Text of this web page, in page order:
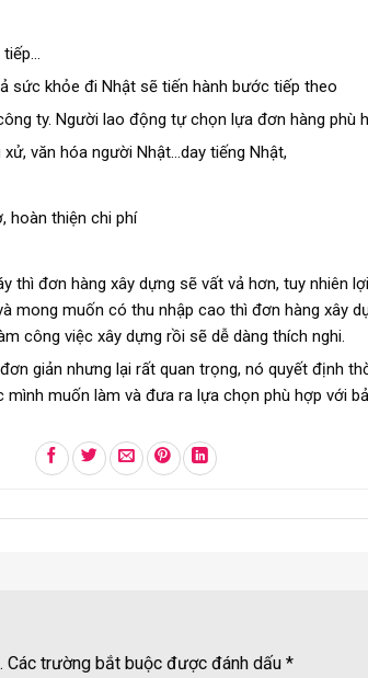
sức khỏe đi Nhật sẽ tiến hành bước tiếp theo
ty. Người lao động tự chọn lựa đơn hàng phù
văn hóa người Nhật…day tiếng Nhật,
hoàn thiện chi phí
đơn hàng xây dựng sẽ vất vả hơn, tuy nhiên
mong muốn có thu nhập cao thì đơn hàng xây
công việc xây dựng rồi sẽ dễ dàng thích nghi.
giản nhưng lại rất quan trọng, nó quyết định
muốn làm và đưa ra lựa chọn phù hợp với
Các trường bắt buộc được đánh dấu *